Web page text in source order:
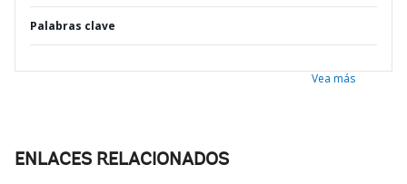
Palabras clave
Vea más
ENLACES RELACIONADOS